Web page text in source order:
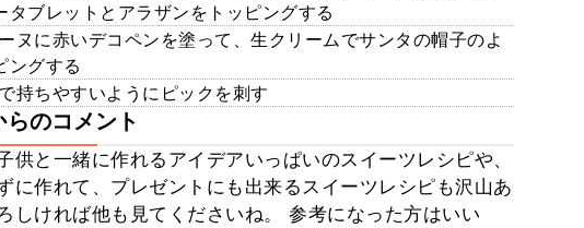
タブレットとアラザンをトッピングする
に赤いデコペンを塗って、生クリームでサンタの帽子のよ
ングする
ちやすいようにピックを刺す
のコメント
供と一緒に作れるアイデアいっぱいのスイーツレシピや、
に作れて、プレゼントにも出来るスイーツレシピも沢山あ
しければ他も見てくださいね。 参考になった方はいい